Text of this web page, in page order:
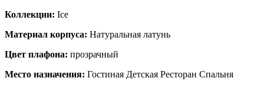
Коллекции: Ice
Материал корпуса: Натуральная латунь
Цвет плафона: прозрачный
Место назначения: Гостиная Детская Ресторан Спальня